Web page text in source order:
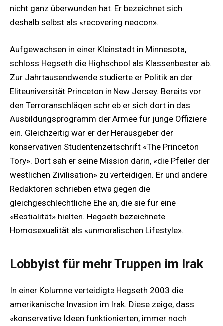
nicht ganz überwunden hat. Er bezeichnet sich
deshalb selbst als «recovering neocon».
Aufgewachsen in einer Kleinstadt in Minnesota,
schloss Hegseth die Highschool als Klassenbester ab.
Zur Jahrtausendwende studierte er Politik an der
Eliteuniversität Princeton in New Jersey. Bereits vor
den Terroranschlägen schrieb er sich dort in das
Ausbildungsprogramm der Armee für junge Offiziere
ein. Gleichzeitig war er der Herausgeber der
konservativen Studentenzeitschrift «The Princeton
Tory». Dort sah er seine Mission darin, «die Pfeiler der
westlichen Zivilisation» zu verteidigen. Er und andere
Redaktoren schrieben etwa gegen die
gleichgeschlechtliche Ehe an, die sie für eine
«Bestialität» hielten. Hegseth bezeichnete
Homosexualität als «unmoralischen Lifestyle».
Lobbyist für mehr Truppen im Irak
In einer Kolumne verteidigte Hegseth 2003 die
amerikanische Invasion im Irak. Diese zeige, dass
«konservative Ideen funktionierten, immer noch